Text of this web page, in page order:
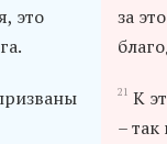
это
за
21 К
– так